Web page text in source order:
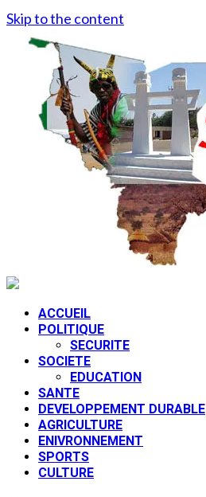
Skip to the content
ACCUEIL
POLITIQUE
SECURITE
SOCIETE
EDUCATION
SANTE
DEVELOPPEMENT DURABLE
AGRICULTURE
ENIVRONNEMENT
SPORTS
CULTURE